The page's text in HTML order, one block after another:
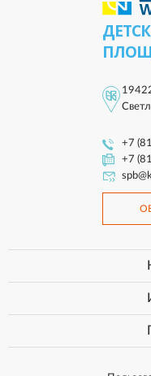
+7
+7